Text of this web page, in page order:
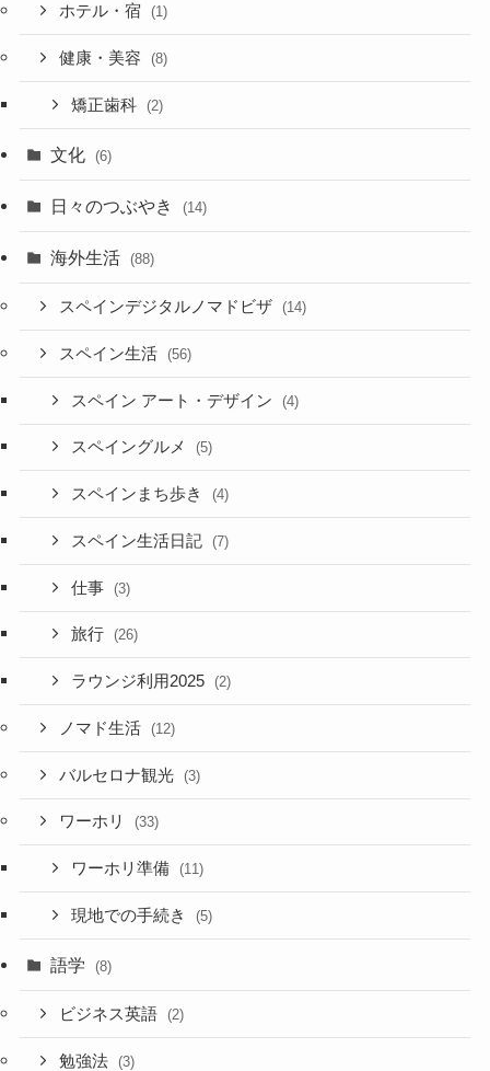
ホテル・宿 (1)
健康・美容 (8)
矯正歯科 (2)
文化 (6)
日々のつぶやき (14)
海外生活 (88)
スペインデジタルノマドビザ (14)
スペイン生活 (56)
スペイン アート・デザイン (4)
スペイングルメ (5)
スペインまち歩き (4)
スペイン生活日記 (7)
仕事 (3)
旅行 (26)
ラウンジ利用2025 (2)
ノマド生活 (12)
バルセロナ観光 (3)
ワーホリ (33)
ワーホリ準備 (11)
現地での手続き (5)
語学 (8)
ビジネス英語 (2)
勉強法 (3)